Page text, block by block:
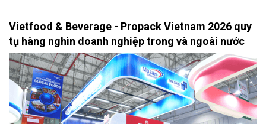
Vietfood & Beverage - Propack Vietnam 2026 quy
tụ hàng nghìn doanh nghiệp trong và ngoài nước